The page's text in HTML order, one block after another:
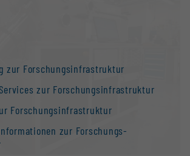
zur Forschungs­infrastruktur
zur Forschungs­infrastruktur
Forschungs­infrastruktur
zur Forschungs­